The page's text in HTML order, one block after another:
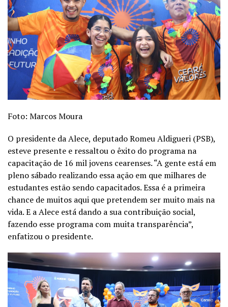
Foto: Marcos Moura
O presidente da Alece, deputado Romeu Aldigueri (PSB),
esteve presente e ressaltou o êxito do programa na
capacitação de 16 mil jovens cearenses. “A gente está em
pleno sábado realizando essa ação em que milhares de
estudantes estão sendo capacitados. Essa é a primeira
chance de muitos aqui que pretendem ser muito mais na
vida. E a Alece está dando a sua contribuição social,
fazendo esse programa com muita transparência”,
enfatizou o presidente.